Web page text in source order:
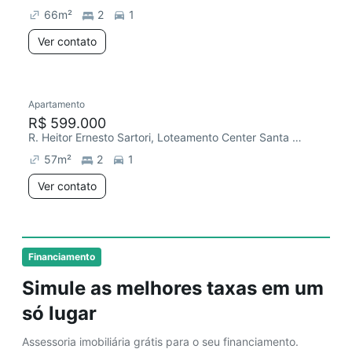
Financiamento
Simule as melhores taxas em um
só lugar
Assessoria imobiliária grátis para o seu financiamento.
66m² 2
1
Ver contato
Redecorar
Apartamento
R$ 599.000
R. Heitor Ernesto Sartori, Loteamento Center Santa Genebra
57m² 2
1
Ver contato